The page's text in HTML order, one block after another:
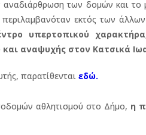
των δομών και το
εκτός των
υπερτοπικού
αναψυχής στον Κατσικά
παρατίθενται εδώ.
αθλητισμού στο Δήμο, η